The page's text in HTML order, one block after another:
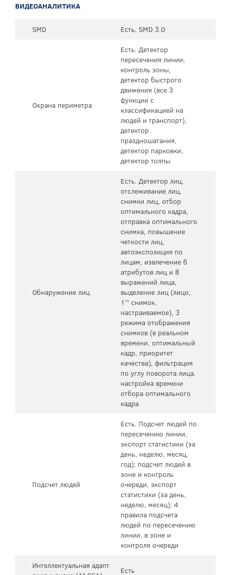
ВИДЕОАНАЛИТИКА
SMD Есть, SMD 3.0
Охрана периметра
Есть. Детектор
пересечения линии,
контроль зоны,
детектор быстрого
движения (все 3
функции с
классификацией на
людей и транспорт),
детектор
праздношатания,
детектор парковки,
детектор толпы
Обнаружение лиц
Есть. Детектор лиц,
отслеживание лиц,
снимки лиц, отбор
оптимального кадра,
отправка оптимального
снимка, повышение
четкости лиц,
автоэкспозиция по
лицам, извлечение 6
атрибутов лиц и 8
выражений лица,
выделение лиц (лицо,
1'' снимок,
настраиваемое), 3
режима отображения
снимков (в реальном
времени, оптимальный
кадр, приоритет
качества), фильтрация
по углу поворота лица,
настройка времени
отбора оптимального
кадра
Подсчет людей
Есть. Подсчет людей по
пересечению линии,
экспорт статистики (за
день, неделю, месяц,
год); подсчет людей в
зоне и контроль
очереди, экспорт
статистики (за день,
неделю, месяц); 4
правила подсчета
людей по пересечению
линии, в зоне и
контроля очереди
Интеллектуальная адапт
Есть